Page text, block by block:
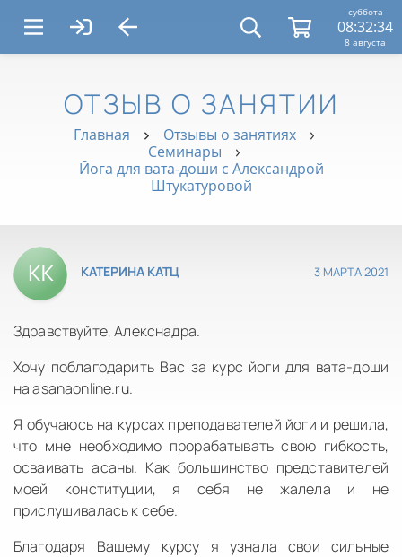
суббота
08:32:35
8 августа
ОТЗЫВ О ЗАНЯТИИ
Главная
Отзывы о занятиях
Семинары
Йога для вата-доши с Александрой
Штукатуровой
КАТЕРИНА КАТЦ 3 МАРТА 2021
Здравствуйте, Алекснадра.
Хочу поблагодарить Вас за курс йоги для вата-доши
на asanaonline.ru.
Я обучаюсь на курсах преподавателей йоги и решила,
что мне необходимо прорабатывать свою гибкость,
осваивать асаны. Как большинство представителей
моей конституции, я себя не жалела и не
прислушивалась к себе.
Благодаря Вашему курсу я узнала свои сильные